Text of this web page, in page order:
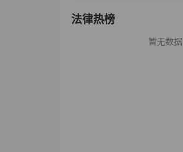
法律热榜
暂无数据